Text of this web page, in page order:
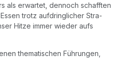
als erwar­tet, den­noch schaff­ten
trotz auf­dring­li­cher Stra­
Hit­ze immer wie­der aufs
the­ma­ti­schen Füh­run­gen,